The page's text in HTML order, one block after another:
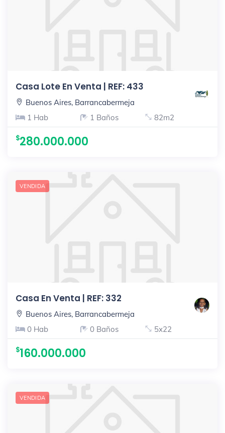
Casa Lote En Venta | REF: 433
Buenos Aires, Barrancabermeja
1 Hab
1 Baños 82m2
280.000.000
VENDIDA
Casa En Venta | REF: 332
Buenos Aires, Barrancabermeja
0 Hab
0 Baños 5x22
160.000.000
VENDIDA